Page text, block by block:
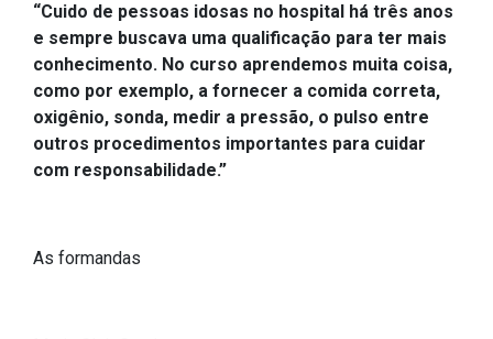
Outros
Downloads
Notícias
Contato
“Cuido de pessoas idosas no hospital há três anos
e sempre buscava uma qualificação para ter mais
conhecimento. No curso aprendemos muita coisa,
como por exemplo, a fornecer a comida correta,
oxigênio, sonda, medir a pressão, o pulso entre
outros procedimentos importantes para cuidar
com responsabilidade.”
As formandas